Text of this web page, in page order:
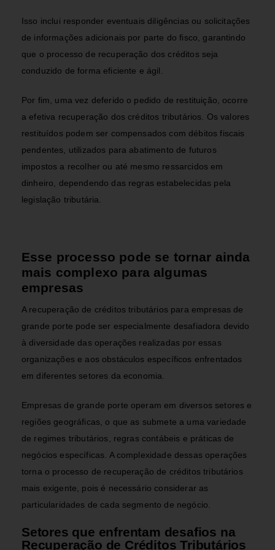
Isso inclui responder eventuais diligências ou solicitações
de informações adicionais por parte do fisco, garantindo
que o processo de recuperação dos créditos seja
conduzido de forma eficiente e ágil.
Por fim, uma vez deferido o pedido de restituição, ocorre
a efetiva recuperação dos créditos tributários. Os valores
restituídos podem ser compensados com débitos fiscais
pendentes, utilizados para abatimento de futuros
impostos a recolher ou até mesmo ressarcidos em
dinheiro, dependendo das regras estabelecidas pela
legislação tributária.
Esse processo pode se tornar ainda
mais complexo para algumas
empresas
A recuperação de créditos tributários para empresas de
grande porte pode ser especialmente desafiadora devido
à diversidade das operações realizadas por essas
organizações e aos obstáculos específicos enfrentados
em diferentes setores da economia.
Empresas de grande porte operam em diversos setores e
regiões geográficas, o que as submete a uma variedade
de regimes tributários, regras contábeis e práticas de
negócios específicas. A complexidade dessas operações
torna o processo de recuperação de créditos tributários
mais exigente, pois é necessário considerar as
particularidades de cada segmento de negócio.
Setores que enfrentam desafios na
Recuperação de Créditos Tributários